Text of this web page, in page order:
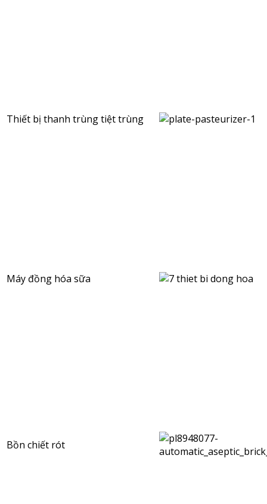
Thiết bị thanh trùng tiệt trùng
Máy đồng hóa sữa
Bồn chiết rót